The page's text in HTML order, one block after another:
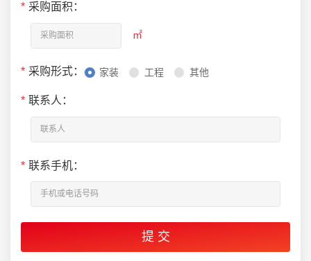
* 采购面积：
㎡
* 采购形式： 家装 工程 其他
* 联系人：
* 联系手机：